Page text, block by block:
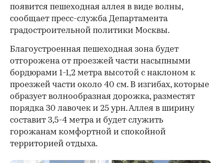
появится пешеходная аллея в виде волны,
сообщает пресс-служба Департамента
градостроительной политики Москвы.
Благоустроенная пешеходная зона будет
отгорожена от проезжей части насыпными
бордюрами 1-1,2 метра высотой с наклоном к
проезжей части около 40 см. В изгибах, которые
образует волнообразная дорожка, разместят
порядка 30 лавочек и 25 урн. Аллея в ширину
составит 3,5-4 метра и будет служить
горожанам комфортной и спокойной
территорией отдыха.